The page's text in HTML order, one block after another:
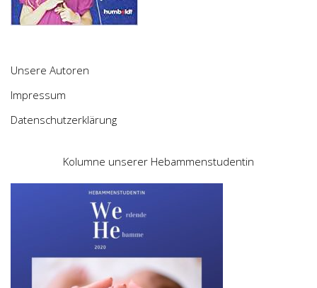
Unsere Autoren
Impressum
Datenschutzerklärung
Kolumne unserer Hebammenstudentin